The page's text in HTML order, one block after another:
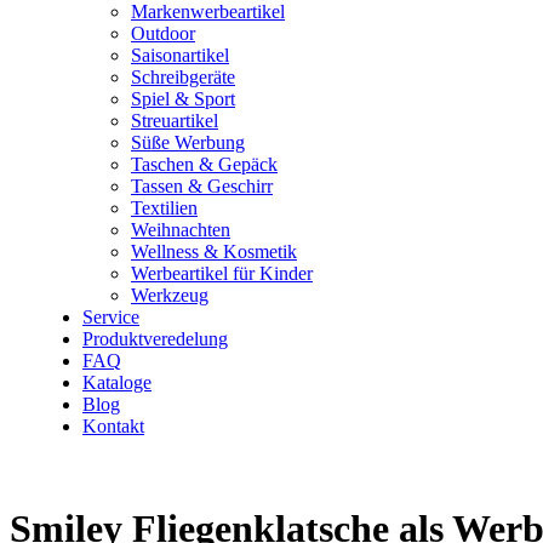
Markenwerbeartikel
Outdoor
Saisonartikel
Schreibgeräte
Spiel & Sport
Streuartikel
Süße Werbung
Taschen & Gepäck
Tassen & Geschirr
Textilien
Weihnachten
Wellness & Kosmetik
Werbeartikel für Kinder
Werkzeug
Service
Produktveredelung
FAQ
Kataloge
Blog
Kontakt
Smiley Fliegenklatsche als